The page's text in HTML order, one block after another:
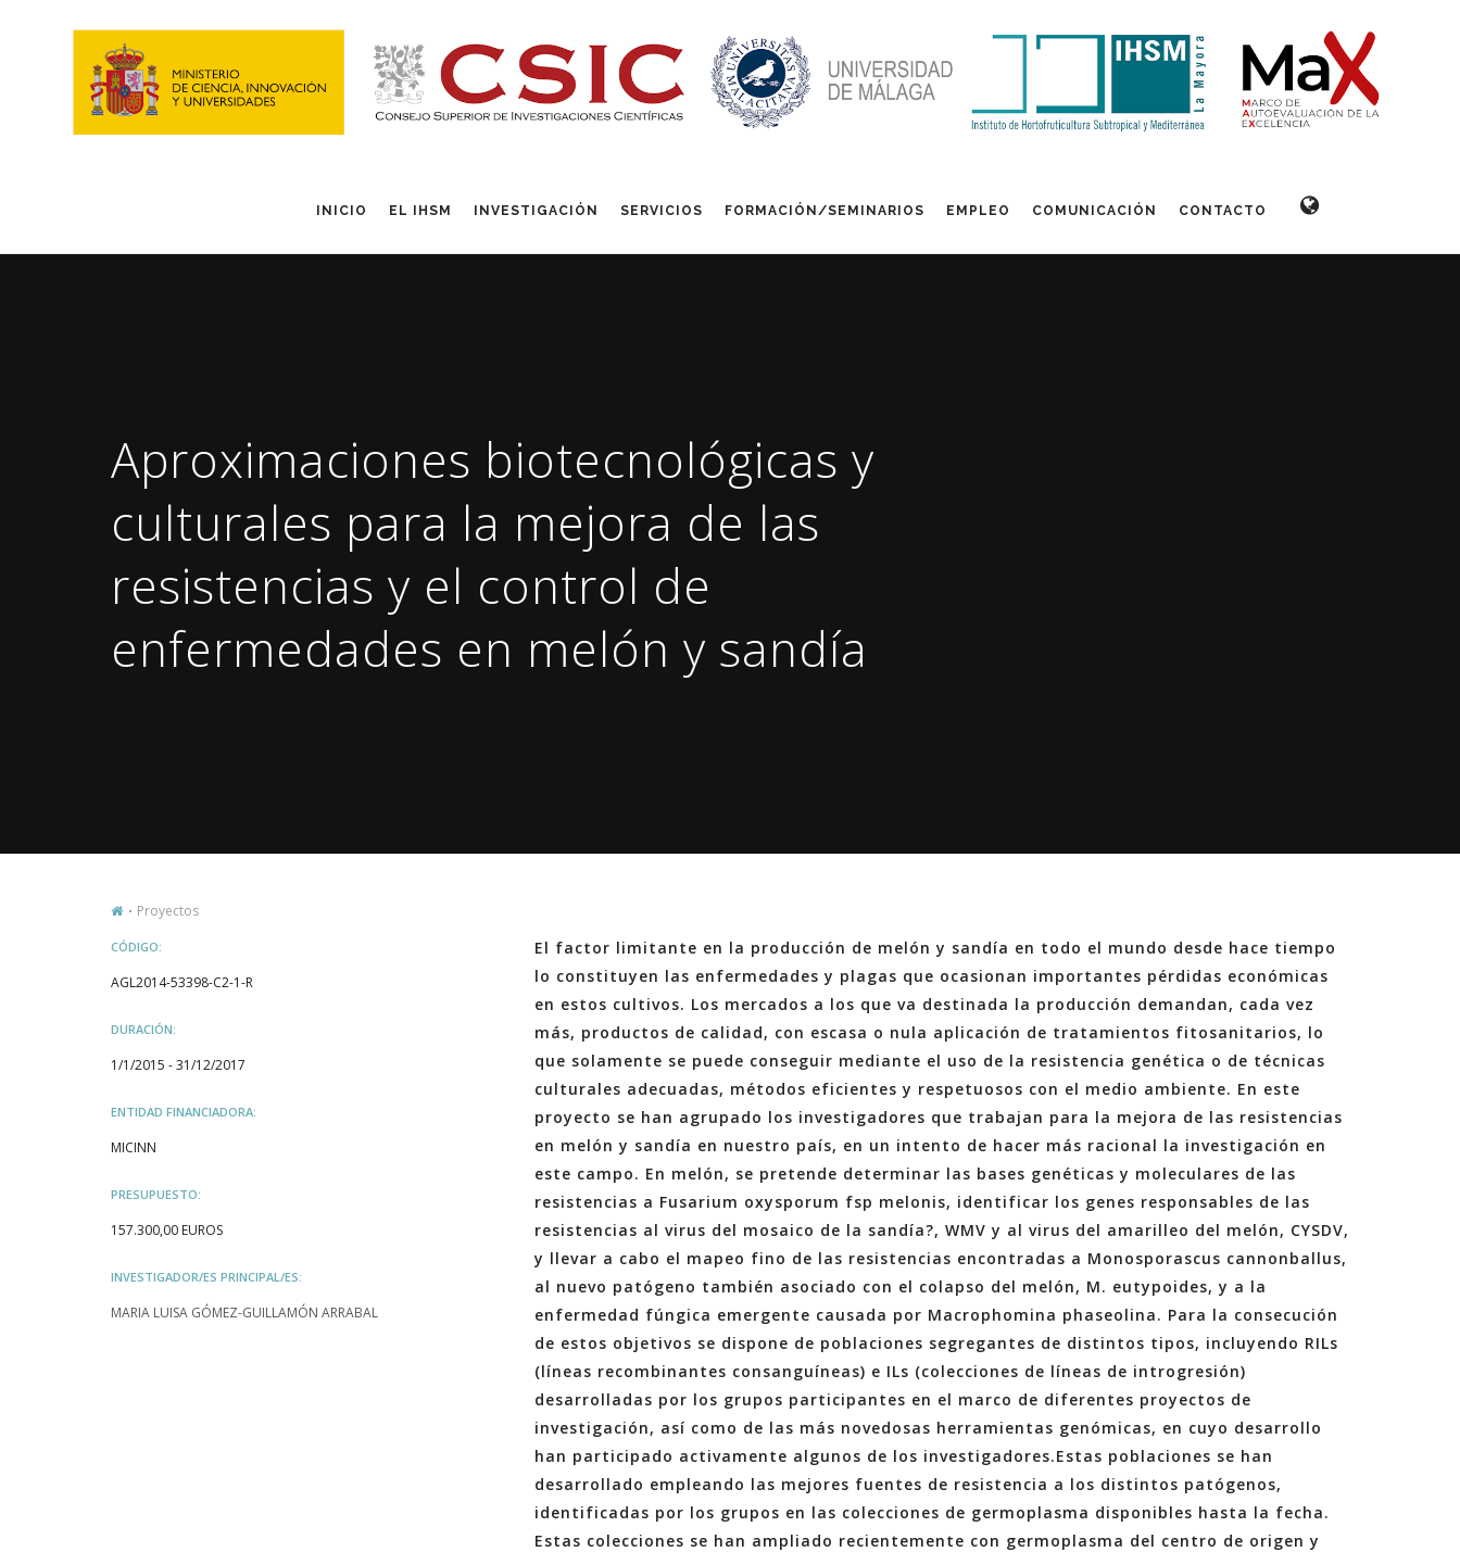
INICIO EL IHSM INVESTIGACIÓN SERVICIOS FORMACIÓN/SEMINARIOS EMPLEO COMUNICACIÓN CONTACTO
Aproximaciones biotecnológicas y
culturales para la mejora de las
resistencias y el control de
enfermedades en melón y sandía
Proyectos
CÓDIGO:
AGL2014-53398-C2-1-R
DURACIÓN:
1/1/2015 - 31/12/2017
ENTIDAD FINANCIADORA:
MICINN
PRESUPUESTO:
157.300,00 EUROS
INVESTIGADOR/ES PRINCIPAL/ES:
MARIA LUISA GÓMEZ-GUILLAMÓN ARRABAL
El factor limitante en la producción de melón y sandía en todo el mundo desde hace tiempo
lo constituyen las enfermedades y plagas que ocasionan importantes pérdidas económicas
en estos cultivos. Los mercados a los que va destinada la producción demandan, cada vez
más, productos de calidad, con escasa o nula aplicación de tratamientos fitosanitarios, lo
que solamente se puede conseguir mediante el uso de la resistencia genética o de técnicas
culturales adecuadas, métodos eficientes y respetuosos con el medio ambiente. En este
proyecto se han agrupado los investigadores que trabajan para la mejora de las resistencias
en melón y sandía en nuestro país, en un intento de hacer más racional la investigación en
este campo. En melón, se pretende determinar las bases genéticas y moleculares de las
resistencias a Fusarium oxysporum fsp melonis, identificar los genes responsables de las
resistencias al virus del mosaico de la sandía?, WMV y al virus del amarilleo del melón, CYSDV,
y llevar a cabo el mapeo fino de las resistencias encontradas a Monosporascus cannonballus,
al nuevo patógeno también asociado con el colapso del melón, M. eutypoides, y a la
enfermedad fúngica emergente causada por Macrophomina phaseolina. Para la consecución
de estos objetivos se dispone de poblaciones segregantes de distintos tipos, incluyendo RILs
(líneas recombinantes consanguíneas) e ILs (colecciones de líneas de introgresión)
desarrolladas por los grupos participantes en el marco de diferentes proyectos de
investigación, así como de las más novedosas herramientas genómicas, en cuyo desarrollo
han participado activamente algunos de los investigadores.Estas poblaciones se han
desarrollado empleando las mejores fuentes de resistencia a los distintos patógenos,
identificadas por los grupos en las colecciones de germoplasma disponibles hasta la fecha.
Estas colecciones se han ampliado recientemente con germoplasma del centro de origen y